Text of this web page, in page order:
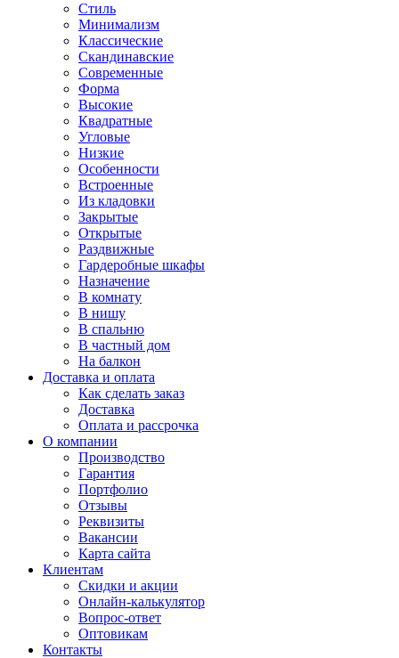
Стиль
Минимализм
Классические
Скандинавские
Современные
Форма
Высокие
Квадратные
Угловые
Низкие
Особенности
Встроенные
Из кладовки
Закрытые
Открытые
Раздвижные
Гардеробные шкафы
Назначение
В комнату
В нишу
В спальню
В частный дом
На балкон
Доставка и оплата
Как сделать заказ
Доставка
Оплата и рассрочка
О компании
Производство
Гарантия
Портфолио
Отзывы
Реквизиты
Вакансии
Карта сайта
Клиентам
Скидки и акции
Онлайн-калькулятор
Вопрос-ответ
Оптовикам
Контакты